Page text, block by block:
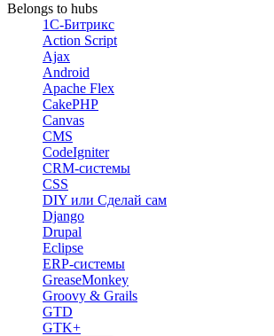
Belongs to hubs
1С-Битрикс
Action Script
Ajax
Android
Apache Flex
CakePHP
Canvas
CMS
CodeIgniter
CRM-системы
CSS
DIY или Сделай сам
Django
Drupal
Eclipse
ERP-системы
GreaseMonkey
Groovy & Grails
GTD
GTK+